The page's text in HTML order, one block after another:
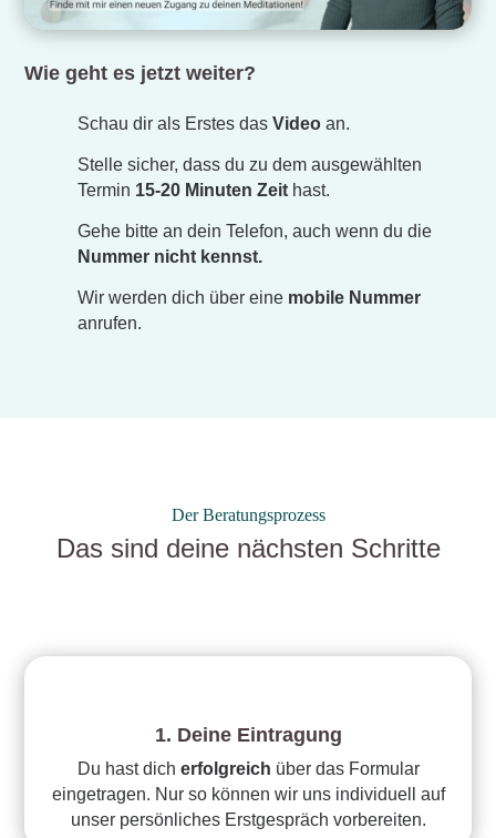
Wie geht es jetzt weiter?
Schau dir als Erstes das Videoan.
Stelle sicher, dass du zu dem ausgewählten
Termin 15-20 Minuten Zeithast.
Gehe bitte an dein Telefon, auch wenn du die
Nummer nicht kennst.
Wir werden dich über eine mobile Nummer
anrufen.
Der Beratungsprozess
Das sind deine nächsten Schritte
1. Deine Eintragung
Du hast dich erfolgreich über das Formular
eingetragen. Nur so können wir uns individuell auf
unser persönliches Erstgespräch vorbereiten.